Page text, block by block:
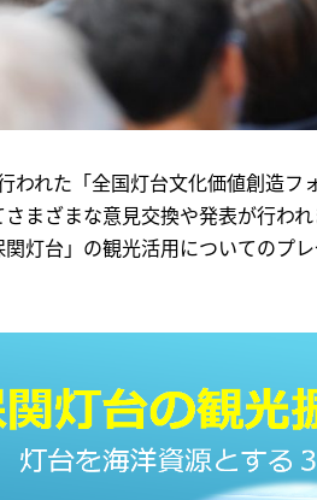
われた「全国灯台文化価値創造
まざまな意見交換や発表が行わ
灯台」の観光活用についてのプ